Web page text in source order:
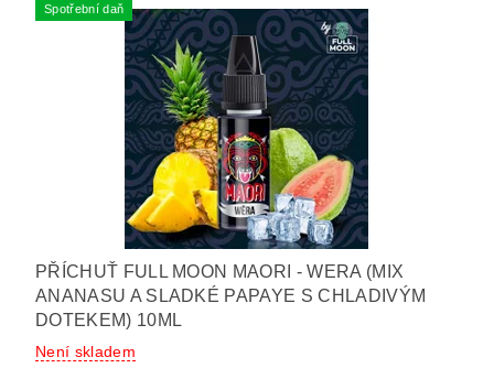
Spotřební daň
PŘÍCHUŤ FULL MOON MAORI - WERA (MIX
ANANASU A SLADKÉ PAPAYE S CHLADIVÝM
DOTEKEM) 10ML
Není skladem